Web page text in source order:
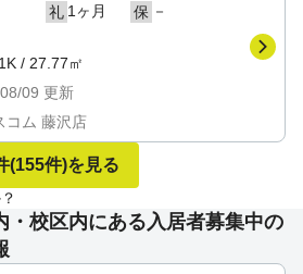
礼 1ヶ月 保 －
1K / 27.77㎡
09 更新
コム 藤沢店
(155件)を見る
・校区内にある入居者募集中の